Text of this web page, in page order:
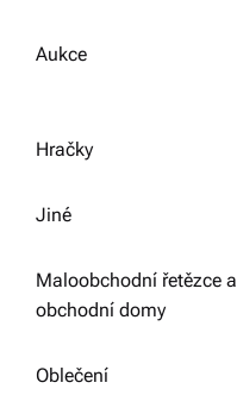
Aukce
Hračky
Jiné
Maloobchodní řetězce a
obchodní domy
Oblečení